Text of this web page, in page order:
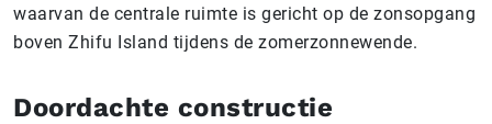
waarvan de centrale ruimte is gericht op de zonsopgang
boven Zhifu Island tijdens de zomerzonnewende.
Doordachte constructie